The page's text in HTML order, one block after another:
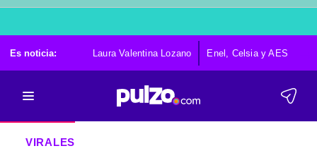
Es noticia: Laura Valentina Lozano Enel, Celsia y AES
VIRALES